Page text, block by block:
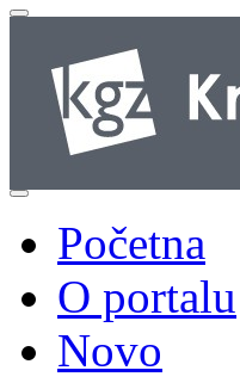
Početna
O portalu
Novo